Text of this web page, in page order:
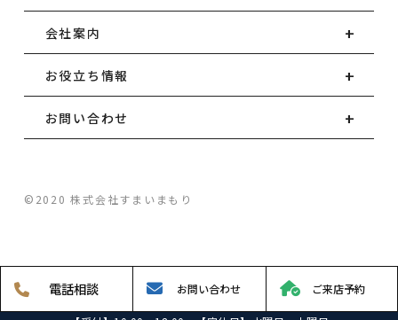
電話相談 お問い合わせ ご来店予約
会社案内
お役立ち情報
お問い合わせ
©2020 株式会社すまいまもり